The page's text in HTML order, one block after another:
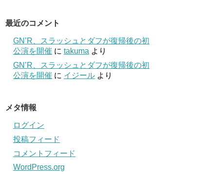
最近のコメント
GN’R、スラッシュとダフが復帰後の初
公演を開催 に takuma より
GN’R、スラッシュとダフが復帰後の初
公演を開催 に イジール より
メタ情報
ログイン
投稿フィード
コメントフィード
WordPress.org